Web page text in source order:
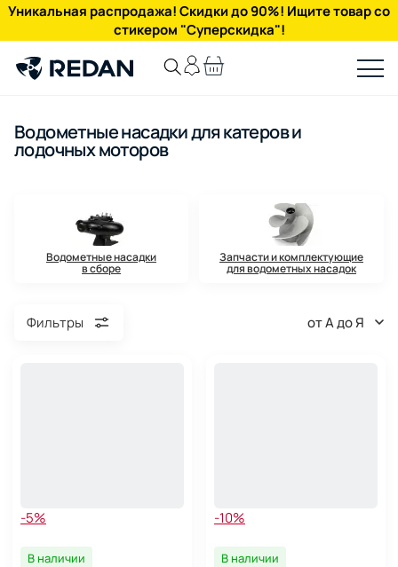
Уникальная распродажа! Скидки до 90%! Ищите товар со
стикером "Суперскидка"!
Водометные насадки для катеров и
лодочных моторов
Водометные насадки
в сборе
Запчасти и комплектующие
для водометных насадок
Фильтры от А до Я
-5%
В наличии
-10%
В наличии